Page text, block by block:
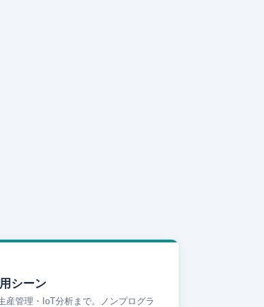
シーン
産管理・IoT分析まで。ノンプログラ